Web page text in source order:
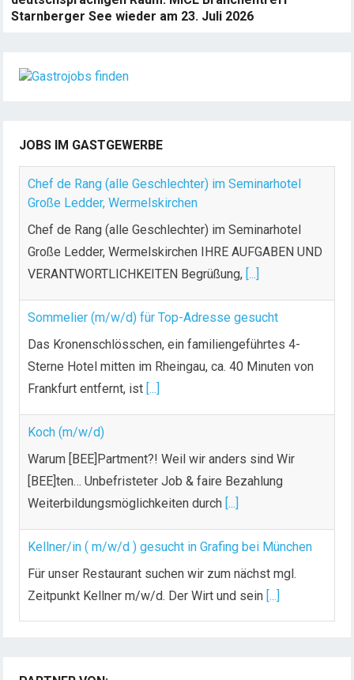
Starnberger See wieder am 23. Juli 2026
JOBS IM GASTGEWERBE
Chef de Rang (alle Geschlechter) im Seminarhotel
Große Ledder, Wermelskirchen
Chef de Rang (alle Geschlechter) im Seminarhotel
Große Ledder, Wermelskirchen IHRE AUFGABEN UND
VERANTWORTLICHKEITEN Begrüßung, [...]
Sommelier (m/w/d) für Top-Adresse gesucht
Das Kronenschlösschen, ein familiengeführtes 4-
Sterne Hotel mitten im Rheingau, ca. 40 Minuten von
Frankfurt entfernt, ist [...]
Koch (m/w/d)
Warum [BEE]Partment?! Weil wir anders sind Wir
[BEE]ten… Unbefristeter Job & faire Bezahlung
Weiterbildungsmöglichkeiten durch [...]
Kellner/in ( m/w/d ) gesucht in Grafing bei München
Für unser Restaurant suchen wir zum nächst mgl.
Zeitpunkt Kellner m/w/d. Der Wirt und sein [...]